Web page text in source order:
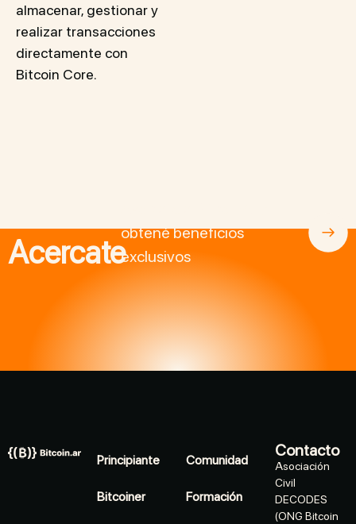
almacenar, gestionar y
realizar transacciones
directamente con
Bitcoin Core.
Acercate
obtené beneficios
exclusivos
Principiante
Bitcoiner
Comunidad
Formación
Contacto
Asociación
Civil
DECODES
(ONG Bitcoin